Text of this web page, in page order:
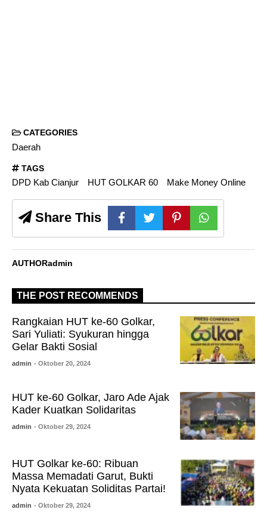
CATEGORIES
Daerah
TAGS
DPD Kab Cianjur HUT GOLKAR 60 Make Money Online
Share This
AUTHORadmin
THE POST RECOMMENDS
Rangkaian HUT ke-60 Golkar,
Sari Yuliati: Syukuran hingga
Gelar Bakti Sosial
admin - Oktober 20, 2024
HUT ke-60 Golkar, Jaro Ade Ajak
Kader Kuatkan Solidaritas
admin - Oktober 29, 2024
HUT Golkar ke-60: Ribuan
Massa Memadati Garut, Bukti
Nyata Kekuatan Soliditas Partai!
admin - Oktober 29, 2024